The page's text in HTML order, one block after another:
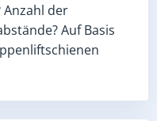
der
Auf Basis